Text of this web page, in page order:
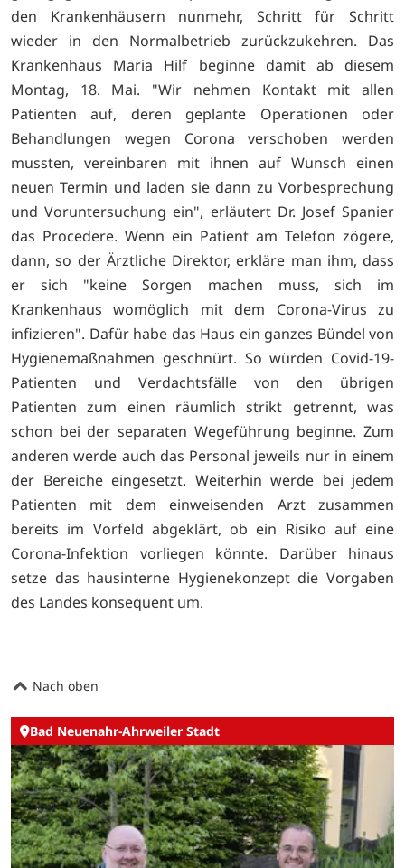
den Krankenhäusern nunmehr, Schritt für Schritt
wieder in den Normalbetrieb zurückzukehren. Das
Krankenhaus Maria Hilf beginne damit ab diesem
Montag, 18. Mai. "Wir nehmen Kontakt mit allen
Patienten auf, deren geplante Operationen oder
Behandlungen wegen Corona verschoben werden
mussten, vereinbaren mit ihnen auf Wunsch einen
neuen Termin und laden sie dann zu Vorbesprechung
und Voruntersuchung ein", erläutert Dr. Josef Spanier
das Procedere. Wenn ein Patient am Telefon zögere,
dann, so der Ärztliche Direktor, erkläre man ihm, dass
er sich "keine Sorgen machen muss, sich im
Krankenhaus womöglich mit dem Corona-Virus zu
infizieren". Dafür habe das Haus ein ganzes Bündel von
Hygienemaßnahmen geschnürt. So würden Covid-19-
Patienten und Verdachtsfälle von den übrigen
Patienten zum einen räumlich strikt getrennt, was
schon bei der separaten Wegeführung beginne. Zum
anderen werde auch das Personal jeweils nur in einem
der Bereiche eingesetzt. Weiterhin werde bei jedem
Patienten mit dem einweisenden Arzt zusammen
bereits im Vorfeld abgeklärt, ob ein Risiko auf eine
Corona-Infektion vorliegen könnte. Darüber hinaus
setze das hausinterne Hygienekonzept die Vorgaben
des Landes konsequent um.
Nach oben
Bad Neuenahr-Ahrweiler Stadt